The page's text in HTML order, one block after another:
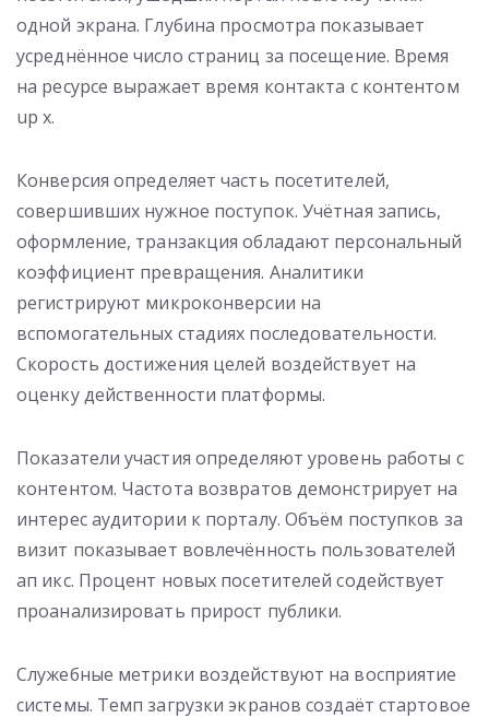
одной экрана. Глубина просмотра показывает
усреднённое число страниц за посещение. Время
на ресурсе выражает время контакта с контентом
up x.
Конверсия определяет часть посетителей,
совершивших нужное поступок. Учётная запись,
оформление, транзакция обладают персональный
коэффициент превращения. Аналитики
регистрируют микроконверсии на
вспомогательных стадиях последовательности.
Скорость достижения целей воздействует на
оценку действенности платформы.
Показатели участия определяют уровень работы с
контентом. Частота возвратов демонстрирует на
интерес аудитории к порталу. Объём поступков за
визит показывает вовлечённость пользователей
ап икс. Процент новых посетителей содействует
проанализировать прирост публики.
Служебные метрики воздействуют на восприятие
системы. Темп загрузки экранов создаёт стартовое